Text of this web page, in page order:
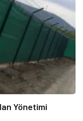
Yönetimi